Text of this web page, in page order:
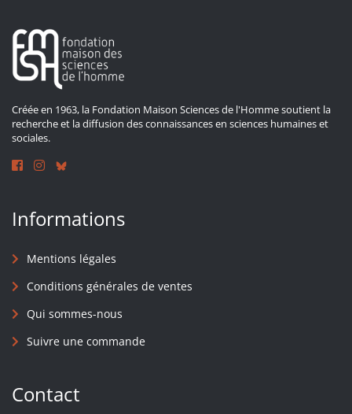
Créée en 1963, la Fondation Maison Sciences de l'Homme soutient la
recherche et la diffusion des connaissances en sciences humaines et
sociales.
Informations
Mentions légales
Conditions générales de ventes
Qui sommes-nous
Suivre une commande
Contact